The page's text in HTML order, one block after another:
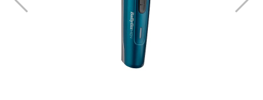
JRL Fresh Fade Clipper Blade
160,65 kr